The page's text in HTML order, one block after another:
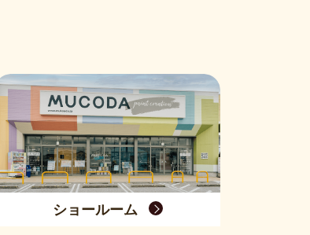
ショールーム